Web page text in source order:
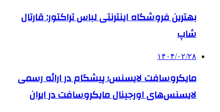
بهترین فروشگاه اینترنتی لباس تراکتور: قارتال
شاپ
۱۴۰۴/۰۲/۲۸
مایکروسافت لایسنس؛ پیشگام در ارائه رسمی
لایسنس‌های اورجینال مایکروسافت در ایران